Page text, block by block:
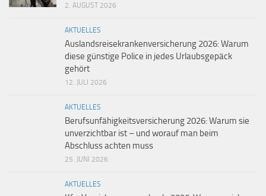
2. AUGUST 2026
AKTUELLES
Auslandsreisekrankenversicherung 2026: Warum
diese günstige Police in jedes Urlaubsgepäck
gehört
12. JULI 2026
AKTUELLES
Berufsunfähigkeitsversicherung 2026: Warum sie
unverzichtbar ist – und worauf man beim
Abschluss achten muss
25. JUNI 2026
AKTUELLES